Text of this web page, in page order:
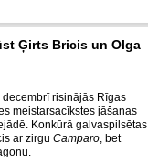
Ģirts Bricis un Olga
decembrī risinājās Rīgas
meistarsacīkstes jāšanas
Konkūrā galvaspilsētas
ar zirgu Camparo, bet